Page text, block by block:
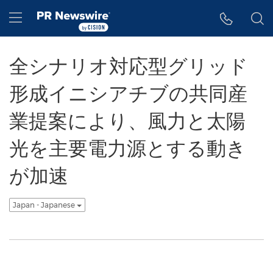
Hamburger menu
全シナリオ対応型グリッド
形成イニシアチブの共同産
業提案により、風力と太陽
光を主要電力源とする動き
が加速
Japan - Japanese